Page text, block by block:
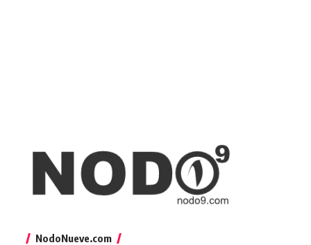
NodoNueve.com